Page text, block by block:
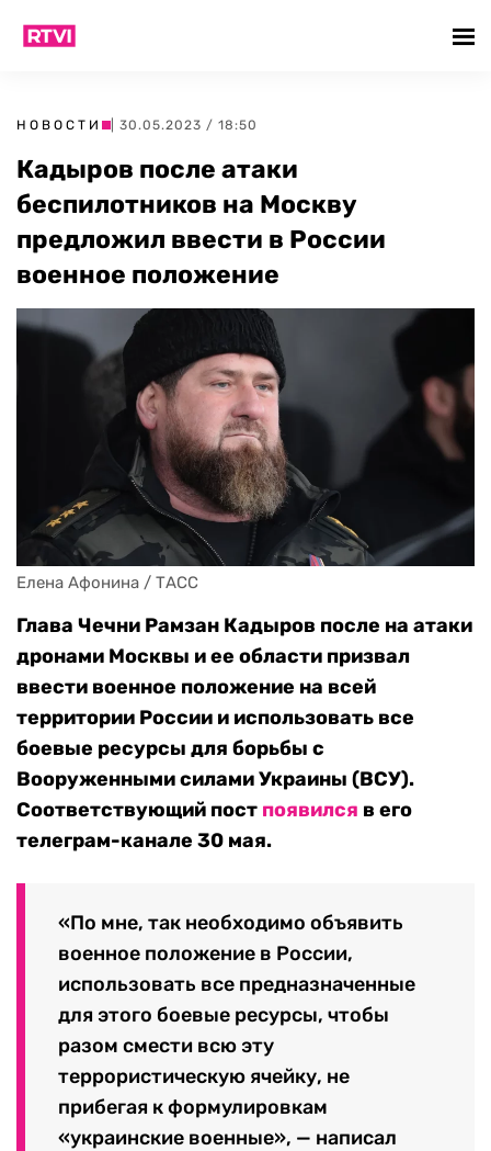
НОВОСТИ | 30.05.2023 / 18:50
Кадыров после атаки
беспилотников на Москву
предложил ввести в России
военное положение
Елена Афонина / ТАСС
Глава Чечни Рамзан Кадыров после на атаки
дронами Москвы и ее области призвал
ввести военное положение на всей
территории России и использовать все
боевые ресурсы для борьбы с
Вооруженными силами Украины (ВСУ).
Соответствующий пост появился в его
телеграм-канале 30 мая.
«По мне, так необходимо объявить
военное положение в России,
использовать все предназначенные
для этого боевые ресурсы, чтобы
разом смести всю эту
террористическую ячейку, не
прибегая к формулировкам
«украинские военные», — написал